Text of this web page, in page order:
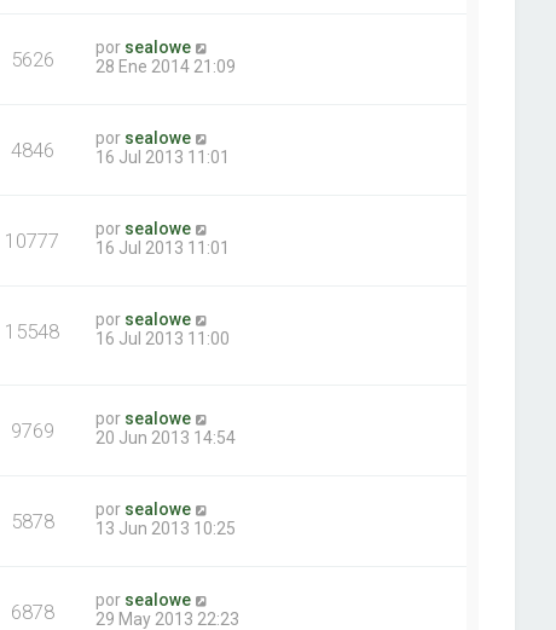
5626 por sealowe
28 Ene 2014 21:09
4846 por sealowe
16 Jul 2013 11:01
10777 por sealowe
16 Jul 2013 11:01
15548 por sealowe
16 Jul 2013 11:00
9769 por sealowe
20 Jun 2013 14:54
5878 por sealowe
13 Jun 2013 10:25
6878 por sealowe
29 May 2013 22:23